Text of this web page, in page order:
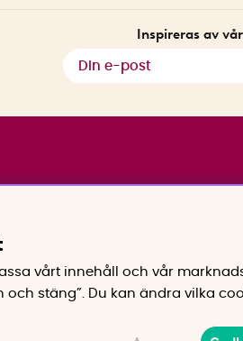
Inspireras av
vårt innehåll och vår
stäng”. Du kan ändra vilka